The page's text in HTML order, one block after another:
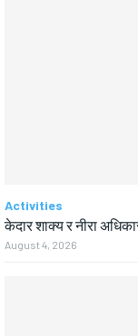
Activities
केदार शाक्य र नीरा
August 4, 2026